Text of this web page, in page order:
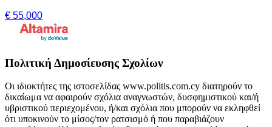
€ 55,000
Πολιτική Δημοσίευσης Σχολίων
Οι ιδιοκτήτες της ιστοσελίδας www.politis.com.cy διατηρούν το
δικαίωμα να αφαιρούν σχόλια αναγνωστών, δυσφημιστικού και/ή
υβριστικού περιεχομένου, ή/και σχόλια που μπορούν να εκληφθεί
ότι υποκινούν το μίσος/τον ρατσισμό ή που παραβιάζουν